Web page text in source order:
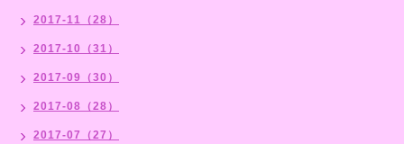
2017-11（28）
2017-10（31）
2017-09（30）
2017-08（28）
2017-07（27）